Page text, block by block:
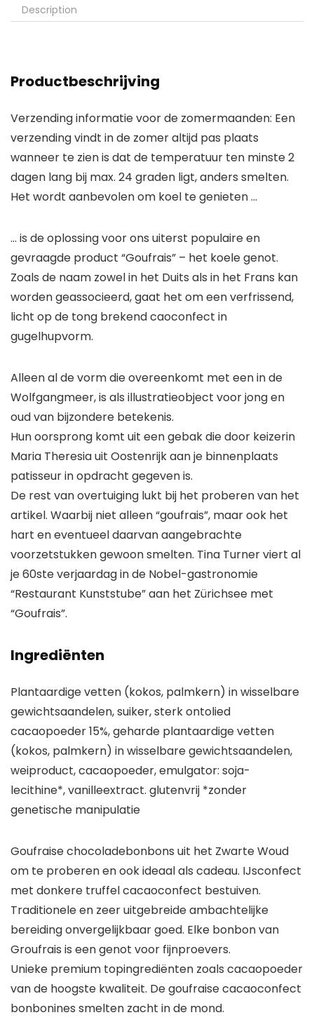
Description
Productbeschrijving
Verzending informatie voor de zomermaanden: Een
verzending vindt in de zomer altijd pas plaats
wanneer te zien is dat de temperatuur ten minste 2
dagen lang bij max. 24 graden ligt, anders smelten.
Het wordt aanbevolen om koel te genieten …
… is de oplossing voor ons uiterst populaire en
gevraagde product “Goufrais” – het koele genot.
Zoals de naam zowel in het Duits als in het Frans kan
worden geassocieerd, gaat het om een verfrissend,
licht op de tong brekend caoconfect in
gugelhupvorm.
Alleen al de vorm die overeenkomt met een in de
Wolfgangmeer, is als illustratieobject voor jong en
oud van bijzondere betekenis.
Hun oorsprong komt uit een gebak die door keizerin
Maria Theresia uit Oostenrijk aan je binnenplaats
patisseur in opdracht gegeven is.
De rest van overtuiging lukt bij het proberen van het
artikel. Waarbij niet alleen “goufrais”, maar ook het
hart en eventueel daarvan aangebrachte
voorzetstukken gewoon smelten. Tina Turner viert al
je 60ste verjaardag in de Nobel-gastronomie
“Restaurant Kunststube” aan het Zürichsee met
“Goufrais”.
Ingrediënten
Plantaardige vetten (kokos, palmkern) in wisselbare
gewichtsaandelen, suiker, sterk ontolied
cacaopoeder 15%, geharde plantaardige vetten
(kokos, palmkern) in wisselbare gewichtsaandelen,
weiproduct, cacaopoeder, emulgator: soja-
lecithine*, vanilleextract. glutenvrij *zonder
genetische manipulatie
Goufraise chocoladebonbons uit het Zwarte Woud
om te proberen en ook ideaal als cadeau. IJsconfect
met donkere truffel cacaoconfect bestuiven.
Traditionele en zeer uitgebreide ambachtelijke
bereiding onvergelijkbaar goed. Elke bonbon van
Groufrais is een genot voor fijnproevers.
Unieke premium topingrediënten zoals cacaopoeder
van de hoogste kwaliteit. De goufraise cacaoconfect
bonbonines smelten zacht in de mond.